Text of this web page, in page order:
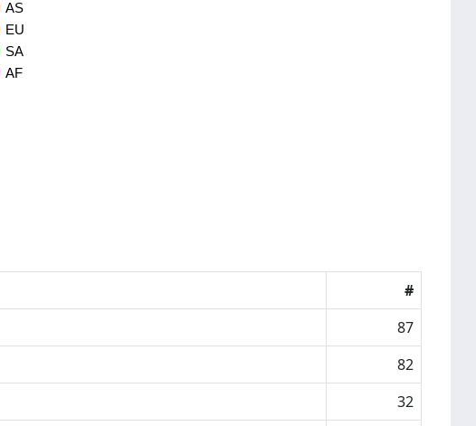
AS
EU
SA
AF
#
87
82
32